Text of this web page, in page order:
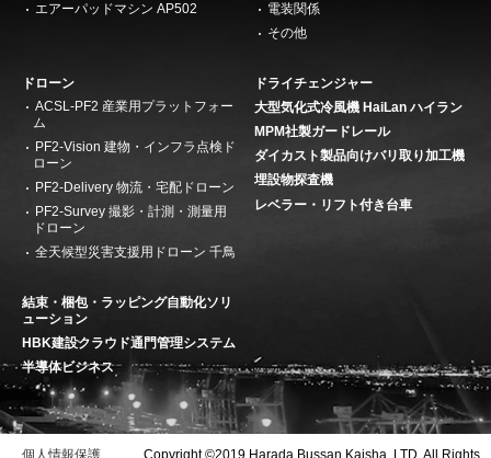
エアーパッドマシン AP502
電装関係
その他
ドローン
ACSL-PF2 産業用プラットフォー
ム
PF2-Vision 建物・インフラ点検ド
ローン
PF2-Delivery 物流・宅配ドローン
PF2-Survey 撮影・計測・測量用
ドローン
全天候型災害支援用ドローン 千鳥
ドライチェンジャー
大型気化式冷風機 HaiLan ハイラン
MPM社製ガードレール
ダイカスト製品向けバリ取り加工機
埋設物探査機
レベラー・リフト付き台車
結束・梱包・ラッピング自動化ソリ
ューション
HBK建設クラウド通門管理システム
半導体ビジネス
個人情報保護 Copyright ©2019 Harada Bussan Kaisha, LTD. All Rights